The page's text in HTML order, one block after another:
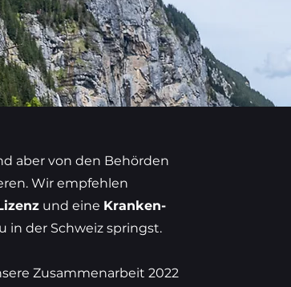
aber von den Behörden
Wir empfehlen
und eine Kranken-
in der Schweiz springst.
Zusammenarbeit 2022